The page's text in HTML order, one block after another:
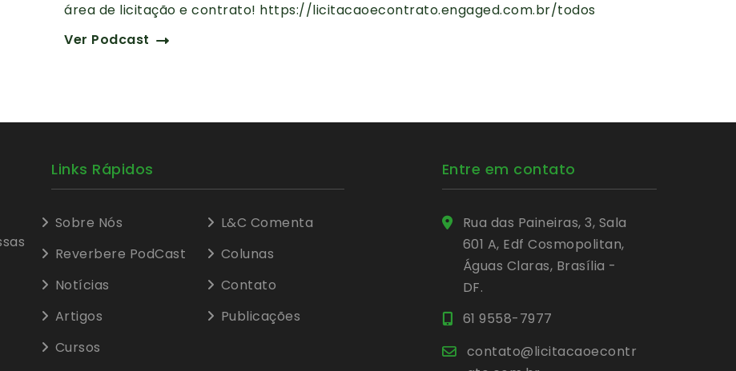
área de licitação e contrato! https://licitacaoecontrato.engaged.com.br/todos
Ver Podcast
Links Rápidos
Sobre Nós
Reverbere PodCast
Notícias
Artigos
Cursos
L&C Comenta
Colunas
Contato
Publicações
Entre em contato
Rua das Paineiras, 3, Sala
601 A, Edf Cosmopolitan,
Águas Claras, Brasília -
DF.
61 9558-7977
contato@licitacaoecontr